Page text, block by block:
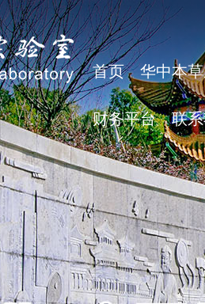
首页 华中本
财务平台 联